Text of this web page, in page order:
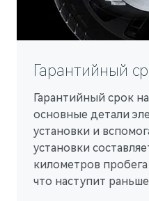
M7
Гарантийный
Гарантийный срок
основные детали
установки и
установки
километров
что наступит